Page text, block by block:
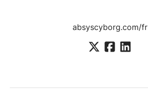
absyscyborg.com/fr